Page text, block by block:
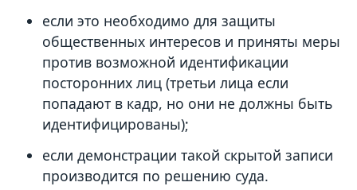
если это необходимо для защиты
общественных интересов и приняты меры
против возможной идентификации
посторонних лиц (третьи лица если
попадают в кадр, но они не должны быть
идентифицированы);
если демонстрации такой скрытой записи
производится по решению суда.